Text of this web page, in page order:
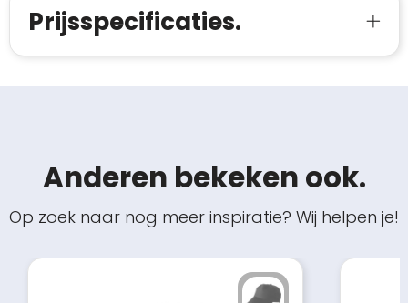
Prijsspecificaties.
Anderen bekeken ook.
Op zoek naar nog meer inspiratie? Wij helpen je!